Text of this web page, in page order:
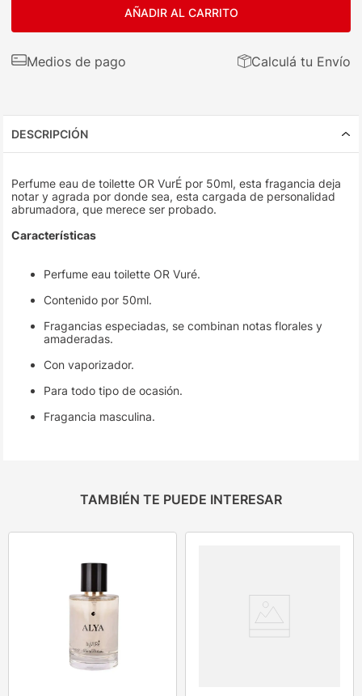
AÑADIR AL CARRITO
Medios de pago Calculá tu Envío
DESCRIPCIÓN
Perfume eau de toilette OR VurÉ por 50ml, esta fragancia deja
notar y agrada por donde sea, esta cargada de personalidad
abrumadora, que merece ser probado.
Características
Perfume eau toilette OR Vuré.
Contenido por 50ml.
Fragancias especiadas, se combinan notas florales y
amaderadas.
Con vaporizador.
Para todo tipo de ocasión.
Fragancia masculina.
TAMBIÉN TE PUEDE INTERESAR